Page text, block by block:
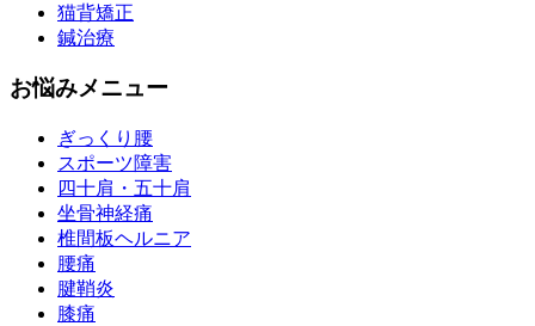
猫背矯正
鍼治療
お悩みメニュー
ぎっくり腰
スポーツ障害
四十肩・五十肩
坐骨神経痛
椎間板ヘルニア
腰痛
腱鞘炎
膝痛